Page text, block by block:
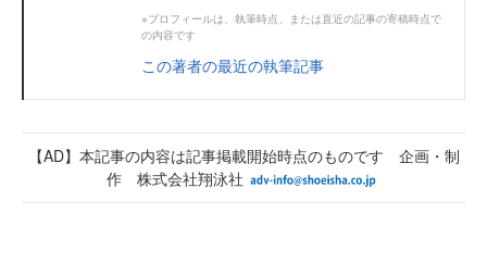
※プロフィールは、執筆時点、または直近の記事の寄稿時点で
の内容です
この著者の最近の執筆記事
【AD】本記事の内容は記事掲載開始時点のものです 企画・制
作 株式会社翔泳社